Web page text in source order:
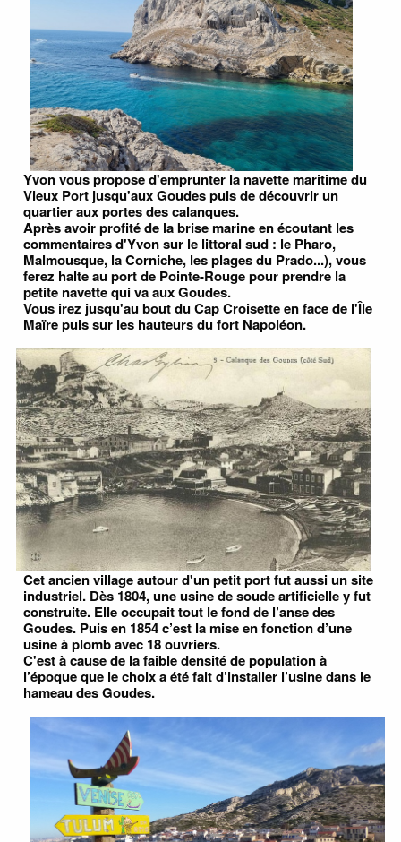
Yvon vous propose d'emprunter la navette maritime du
Vieux Port jusqu'aux Goudes puis de découvrir un
quartier aux portes des calanques.
Après avoir profité de la brise marine en écoutant les
commentaires d'Yvon sur le littoral sud : le Pharo,
Malmousque, la Corniche, les plages du Prado...), vous
ferez halte au port de Pointe-Rouge pour prendre la
petite navette qui va aux Goudes.
Vous irez jusqu'au bout du Cap Croisette en face de l'Île
Maïre puis sur les hauteurs du fort Napoléon.
Cet ancien village autour d'un petit port fut aussi un site
industriel. Dès 1804, une usine de soude artificielle y fut
construite. Elle occupait tout le fond de l’anse des
Goudes. Puis en 1854 c’est la mise en fonction d’une
usine à plomb avec 18 ouvriers.
C'est à cause de la faible densité de population à
l’époque que le choix a été fait d’installer l’usine dans le
hameau des Goudes.